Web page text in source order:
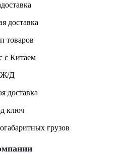
доставка
товаров
с Китаем
Ж/Д
доставка
ключ
грузов